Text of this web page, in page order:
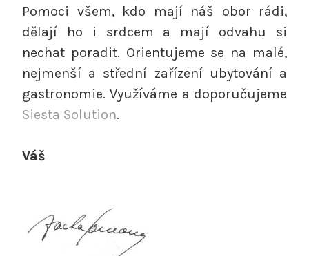
Pomoci všem, kdo mají náš obor rádi,
dělají ho i srdcem a mají odvahu si
nechat poradit. Orientujeme se na malé,
nejmenší a střední zařízení ubytování a
gastronomie. Využíváme a doporučujeme
Siesta Solution.
Váš